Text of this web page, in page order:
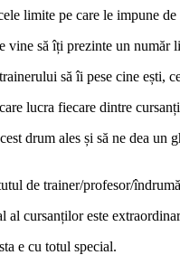
limite pe care le impune
să îți prezinte un număr
să îi pese cine ești,
lucra fiecare dintre
drum ales și să ne dea
de trainer/profesor/
al cursanților este
e cu totul special.